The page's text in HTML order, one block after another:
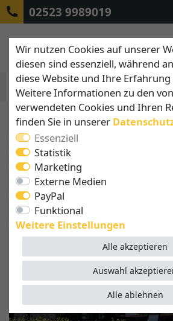
02523 9989019
Wir nutzen Cookies auf unserer
diesen sind essenziell, während
diese Website und Ihre
Weitere Informationen zu den
verwendeten Cookies und Ihren
finden Sie in unserer
Essenziell
Statistik
Marketing
Externe Medien
PayPal
Funktional
Weitere Einstellungen
Alle akzeptieren
Alle ablehnen
Auswahl